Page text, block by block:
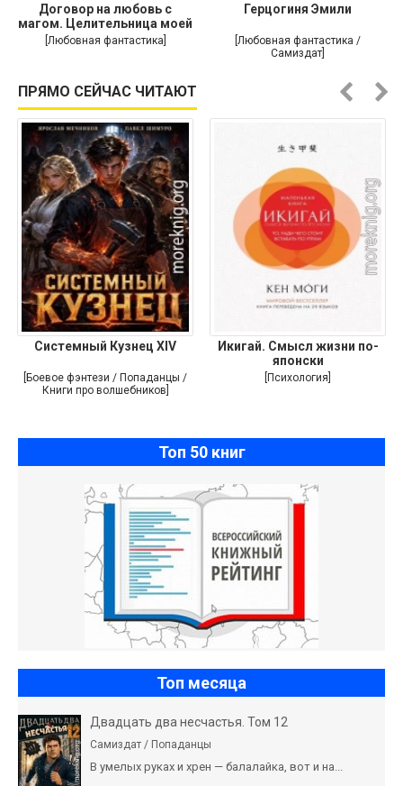
Договор на любовь с
магом. Целительница моей
души
[Любовная фантастика]
Герцогиня Эмили
[Любовная фантастика /
Самиздат]
ПРЯМО СЕЙЧАС ЧИТАЮТ
Системный Кузнец XIV
[Боевое фэнтези / Попаданцы /
Книги про волшебников]
Икигай. Смысл жизни по-
японски
[Психология]
Топ 50 книг
Топ месяца
Двадцать два несчастья. Том 12
Самиздат / Попаданцы
В умелых руках и хрен — балалайка, вот и на...